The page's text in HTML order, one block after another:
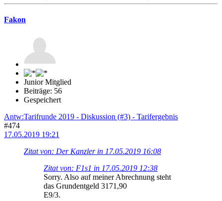
Fakon
Junior Mitglied
Beiträge: 56
Gespeichert
Antw:Tarifrunde 2019 - Diskussion (#3) - Tarifergebnis
#474
17.05.2019 19:21
Zitat von: Der Kanzler in 17.05.2019 16:08
Zitat von: F1s1 in 17.05.2019 12:38
Sorry. Also auf meiner Abrechnung steht
das Grundentgeld 3171,90
E9/3.